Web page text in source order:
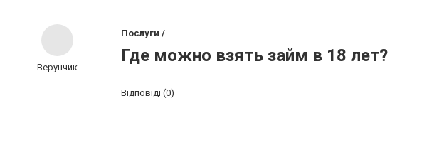
Верунчик
Послуги /
Где можно взять займ в 18 лет?
Відповіді (0)